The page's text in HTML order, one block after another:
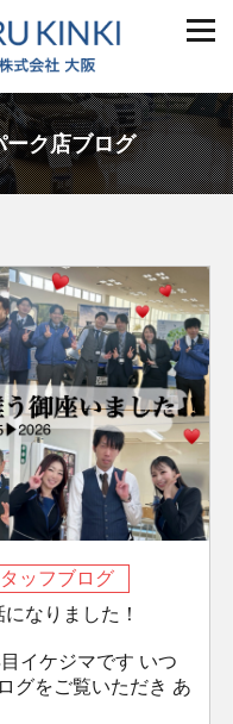
ーク店ブログ
ッフブログ
なりました！
イケジマです いつ
グをご覧いただき あ